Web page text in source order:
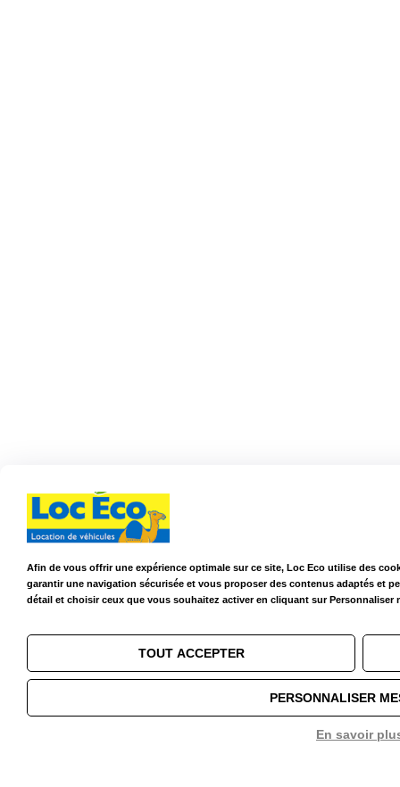
Afin de vous offrir une expérience optimale sur ce site, Loc Eco utilise des
garantir une navigation sécurisée et vous proposer des contenus adaptés et
détail et choisir ceux que vous souhaitez activer en cliquant sur Personnaliser
TOUT ACCEPTER
PERSONNALISER
En savoir